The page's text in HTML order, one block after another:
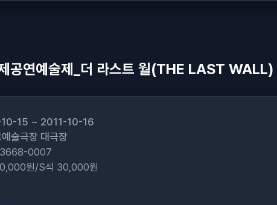
공연예술제_더 라스트 월(THE LAST WALL)
10-15 ~ 2011-10-16
술극장 대극장
0007
원/S석 30,000원